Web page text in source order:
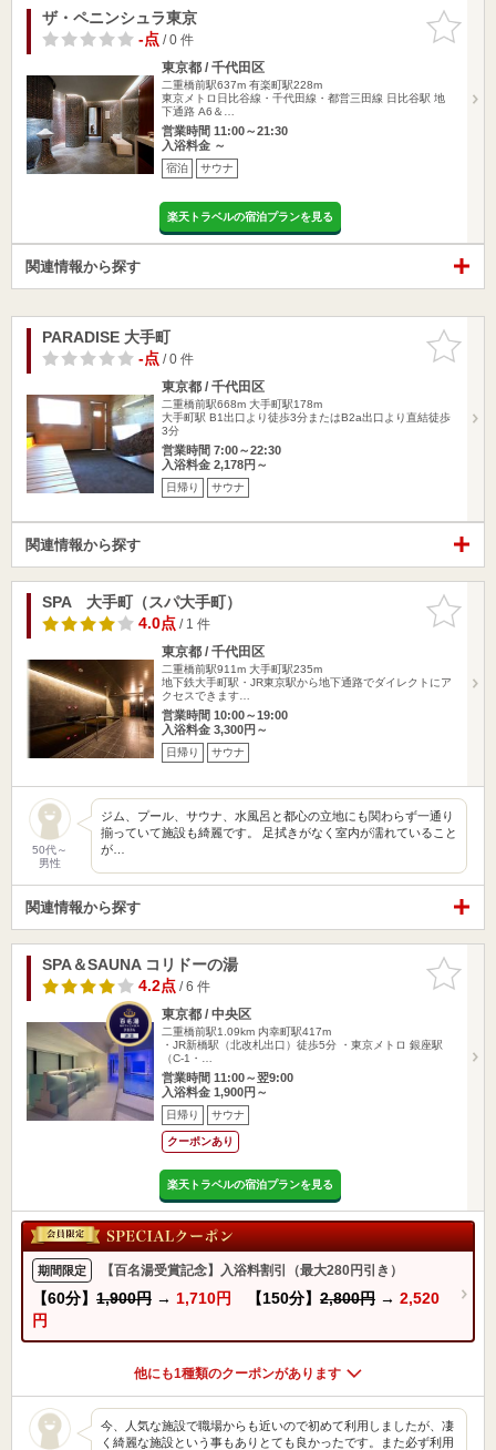
お気に入
りに追加
ザ・ペニンシュラ東京
-点/ 0 件
東京都 / 千代田区
二重橋前駅637m 有楽町駅228m
東京メトロ日比谷線・千代田線・都営三田線 日比谷駅 地
下通路 A6＆…
営業時間 11:00～21:30
入浴料金 ～
宿泊 サウナ
楽天トラベルの宿泊プランを見る
関連情報から探す
お気に入
りに追加
PARADISE 大手町
-点/ 0 件
東京都 / 千代田区
二重橋前駅668m 大手町駅178m
大手町駅 B1出口より徒歩3分またはB2a出口より直結徒歩
3分
営業時間 7:00～22:30
入浴料金 2,178円～
日帰り サウナ
関連情報から探す
お気に入
りに追加
SPA 大手町（スパ大手町）
4.0点/ 1 件
東京都 / 千代田区
二重橋前駅911m 大手町駅235m
地下鉄大手町駅・JR東京駅から地下通路でダイレクトにア
クセスできます…
営業時間 10:00～19:00
入浴料金 3,300円～
日帰り サウナ
50代～
男性
ジム、プール、サウナ、水風呂と都心の立地にも関わらず一通り
揃っていて施設も綺麗です。 足拭きがなく室内が濡れていること
が…
関連情報から探す
お気に入
りに追加
SPA＆SAUNA コリドーの湯
4.2点/ 6 件
東京都 / 中央区
二重橋前駅1.09km 内幸町駅417m
・JR新橋駅（北改札出口）徒歩5分 ・東京メトロ 銀座駅
（C-1・…
営業時間 11:00～翌9:00
入浴料金 1,900円～
日帰り サウナ
クーポンあり
楽天トラベルの宿泊プランを見る
期間限定 【百名湯受賞記念】入浴料割引（最大280円引き）
【60分】 1,900円 → 1,710円 【150分】 2,800円 → 2,520
円
他にも1種類のクーポンがあります
今、人気な施設で職場からも近いので初めて利用しましたが、凄
く綺麗な施設という事もありとても良かったです。また必ず利用